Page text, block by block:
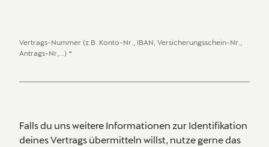
Daten
Vertrags-Nummer (z.B. Konto-Nr., IBAN, Versicherungsschein-Nr.,
Antrags-Nr,...) *
Falls du uns weitere Informationen zur Identifikation
deines Vertrags übermitteln willst, nutze gerne das